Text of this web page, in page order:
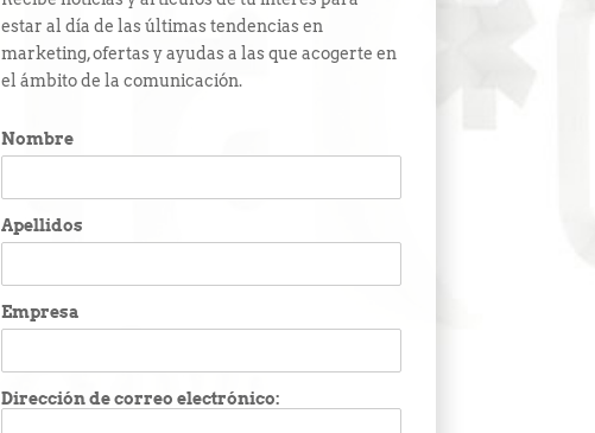
estar al día de las últimas tendencias en
marketing, ofertas y ayudas a las que acogerte en
el ámbito de la comunicación.
Nombre
Apellidos
Empresa
Dirección de correo electrónico: